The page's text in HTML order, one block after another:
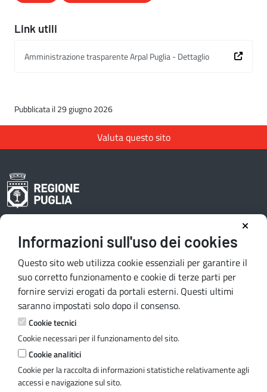
Informazioni sull'uso dei cookies
Questo sito web utilizza cookie essenziali per garantire il
suo corretto funzionamento e cookie di terze parti per
fornire servizi erogati da portali esterni. Questi ultimi
saranno impostati solo dopo il consenso.
Cookie tecnici
Cookie necessari per il funzionamento del sito.
Cookie analitici
Cookie per la raccolta di informazioni statistiche relativamente agli
accessi e navigazione sul sito.
Link utili
Amministrazione trasparente Arpal Puglia - Dettaglio
Pubblicata il 29 giugno 2026
Valuta questo sito
Area riservata redattori
Contatti e indirizzi
Lungomare N. Sauro, 33 - 70121 Bari
Via G. Gentile, 52 - 70126 Bari
Mail:quiregione@regione.puglia.it
PEC:serviziourp.regione@pec.rupar.puglia.it